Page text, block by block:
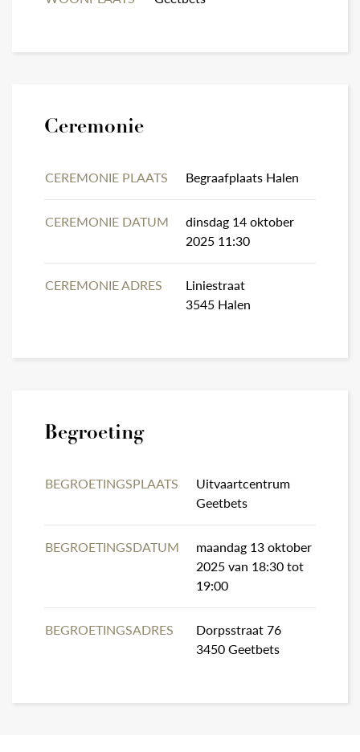
Ceremonie
CEREMONIE PLAATS Begraafplaats Halen
CEREMONIE DATUM
dinsdag 14 oktober
2025 11:30
CEREMONIE ADRES
Liniestraat
3545 Halen
Begroeting
BEGROETINGSPLAATS
Uitvaartcentrum
Geetbets
BEGROETINGSDATUM
maandag 13 oktober
2025 van 18:30 tot
19:00
BEGROETINGSADRES
Dorpsstraat 76
3450 Geetbets